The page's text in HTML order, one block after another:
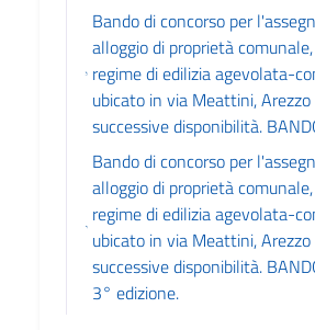
Bando di concorso per
alloggio di proprietà
regime di edilizia agevolata-
ubicato in via Meattini,
successive disponibilità.
Bando di concorso per
alloggio di proprietà
regime di edilizia agevolata-
ubicato in via Meattini,
successive disponibilità.
3° edizione.